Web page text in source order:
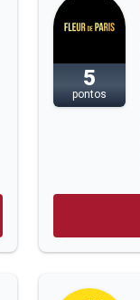
5
pontos